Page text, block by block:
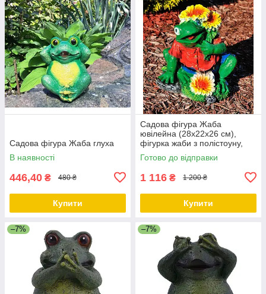
Садова фігура Жаба глуха
В наявності
446,40 ₴ 480 ₴
Купити
Садова фігура Жаба
ювілейна (28х22х26 см),
фігурка жаби з полістоуну,
садові статуетки, садово-
паркові фігури
Готово до відправки
1 116 ₴ 1 200 ₴
Купити
–7% –7%